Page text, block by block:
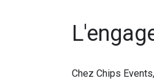
Chez Chips